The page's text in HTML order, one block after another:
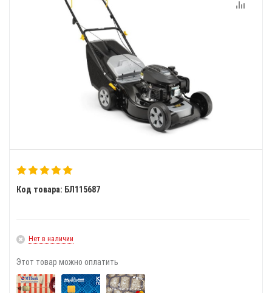
Код товара: БЛ115687
Нет в наличии
Этот товар можно оплатить